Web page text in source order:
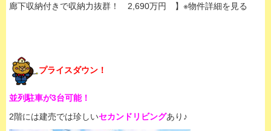
廊下収納付きで収納力抜群！ 2,690万円 】※物件詳細を見る
プライスダウン！
並列駐車が3台可能！
2階には建売では珍しいセカンドリビングあり♪